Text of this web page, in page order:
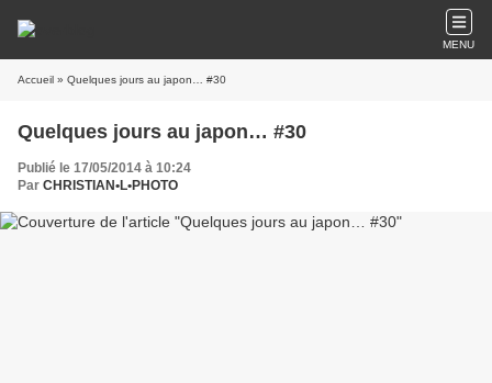
MENU
Accueil » Quelques jours au japon… #30
Quelques jours au japon… #30
Publié le 17/05/2014 à 10:24
Par CHRISTIAN•L•PHOTO